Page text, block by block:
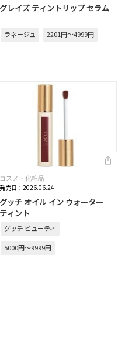
グレイズ ティントリップ セラム
ラネージュ 2201円～4999円
コスメ・化粧品
発売日：2026.06.24
グッチ オイル イン ウォーター
ティント
グッチ ビューティ
5000円～9999円